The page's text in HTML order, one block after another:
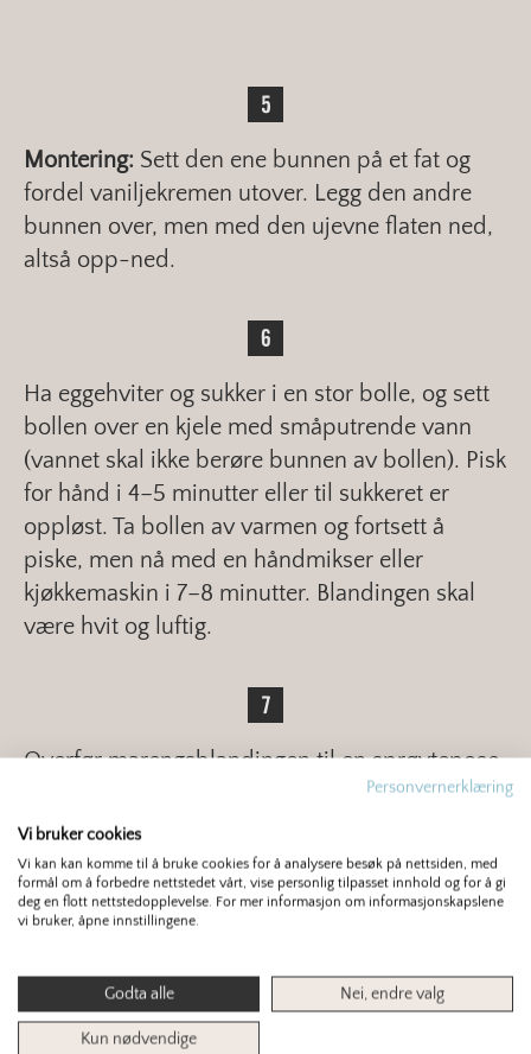
Montering: Sett den ene bunnen på et fat og
fordel vaniljekremen utover. Legg den andre
bunnen over, men med den ujevne flaten ned,
altså opp-ned.
Ha eggehviter og sukker i en stor bolle, og sett
bollen over en kjele med småputrende vann
(vannet skal ikke berøre bunnen av bollen). Pisk
for hånd i 4–5 minutter eller til sukkeret er
oppløst. Ta bollen av varmen og fortsett å
piske, men nå med en håndmikser eller
kjøkkemaskin i 7–8 minutter. Blandingen skal
være hvit og luftig.
Overfør marengsblandingen til en sprøytepose,
og dekorer kaken. Det kan være en fordel å
«sparkle» sidene med litt av blandingen først
for at det skal bli et penere resultat.
Pynt kaken med bringebær og blåbær.
Personvernerklæring
Vi bruker cookies
Vi kan kan komme til å bruke cookies for å analysere besøk på nettsiden, med
formål om å forbedre nettstedet vårt, vise personlig tilpasset innhold og for å gi
deg en flott nettstedopplevelse. For mer informasjon om informasjonskapslene
vi bruker, åpne innstillingene.
Godta alle Nei, endre valg
Kun nødvendige